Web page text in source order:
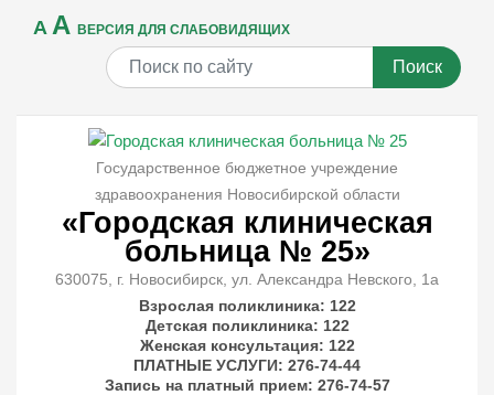
A A ВЕРСИЯ ДЛЯ СЛАБОВИДЯЩИХ
Поиск
Государственное бюджетное учреждение
здравоохранения Новосибирской области
«Городская клиническая
больница № 25»
630075, г. Новосибирск, ул. Александра Невского, 1а
Взрослая поликлиника: 122
Детская поликлиника: 122
Женская консультация: 122
ПЛАТНЫЕ УСЛУГИ: 276-74-44
Запись на платный прием: 276-74-57